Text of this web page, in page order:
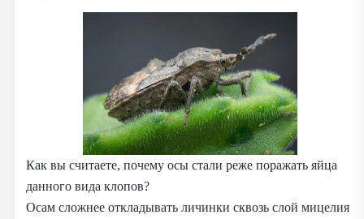
Как вы считаете, почему осы стали реже поражать яйца
данного вида клопов?
Осам сложнее откладывать личинки сквозь слой мицелия